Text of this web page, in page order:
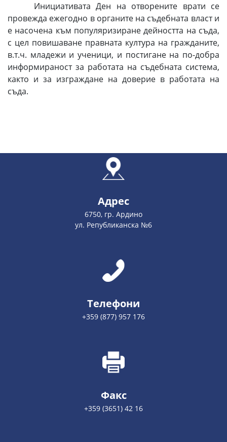
Инициативата Ден на отворените врати се
провежда ежегодно в органите на съдебната власт и
е насочена към популяризиране дейността на съда,
с цел повишаване правната култура на гражданите,
в.т.ч. младежи и ученици, и постигане на по-добра
информираност за работата на съдебната система,
както и за изграждане на доверие в работата на
съда.
Адрес
6750, гр. Ардино
ул. Републиканска №6
Телефони
+359 (877) 957 176
Факс
+359 (3651) 42 16